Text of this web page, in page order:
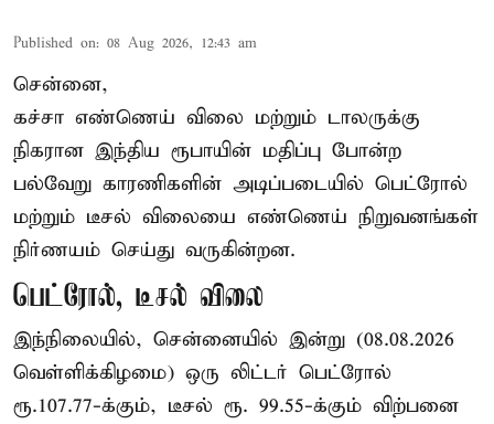
Published on: 08 Aug 2026, 12:43 am
சென்னை,
கச்சா எண்ணெய் விலை மற்றும் டாலருக்கு
நிகரான இந்திய ரூபாயின் மதிப்பு போன்ற
பல்வேறு காரணிகளின் அடிப்படையில் பெட்ரோல்
மற்றும் டீசல் விலையை எண்ணெய் நிறுவனங்கள்
நிர்ணயம் செய்து வருகின்றன.
பெட்ரோல், டீசல் விலை
இந்நிலையில், சென்னையில் இன்று (08.08.2026
வெள்ளிக்கிழமை) ஒரு லிட்டர் பெட்ரோல்
ரூ.107.77-க்கும், டீசல் ரூ. 99.55-க்கும் விற்பனை